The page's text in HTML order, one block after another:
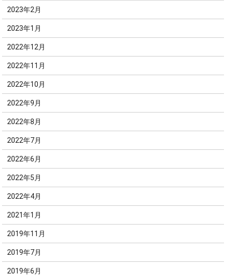
2023年2月
2023年1月
2022年12月
2022年11月
2022年10月
2022年9月
2022年8月
2022年7月
2022年6月
2022年5月
2022年4月
2021年1月
2019年11月
2019年7月
2019年6月